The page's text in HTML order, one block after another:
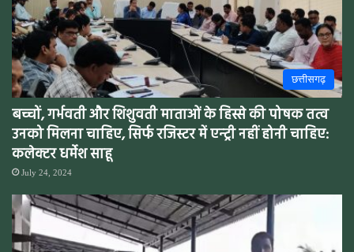
छत्तीसगढ़
बच्चों, गर्भवती और शिशुवती माताओं के हिस्से की पोषक तत्व
उनको मिलना चाहिए, सिर्फ रजिस्टर में एन्ट्री नहीं होनी चाहिए:
कलेक्टर धर्मेश साहू
July 24, 2024